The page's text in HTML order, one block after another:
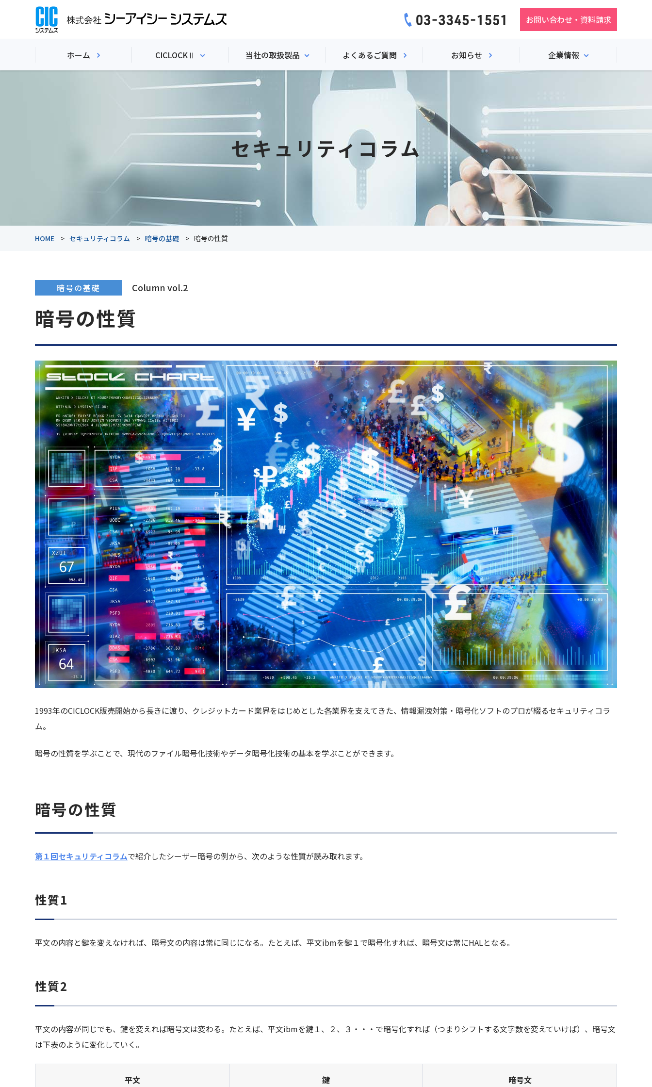
お問い合わせ・資料請求
ホーム CICLOCKⅡ
CICLOCKⅡの概要
CICLOCKⅡのオプション機能
CICLOCKⅡの利用ケース
当社の取扱製品
当社の取扱製品
SentinelARGUS
WebARGUS
P-Pointer File Security
テストエース
DataClasys
よくあるご質問 お知らせ 企業情報
会社概要
沿革
セキュリティコラム
HOME セキュリティコラム 暗号の基礎 暗号の性質
暗号の基礎 Column vol.2
暗号の性質
1993年のCICLOCK販売開始から長きに渡り、クレジットカード業界をはじめとした各業界を支えてきた、情報漏洩対策・暗号化ソフトのプロが綴るセキュリティコラ
ム。
暗号の性質を学ぶことで、現代のファイル暗号化技術やデータ暗号化技術の基本を学ぶことができます。
暗号の性質
第１回セキュリティコラムで紹介したシーザー暗号の例から、次のような性質が読み取れます。
性質1
平文の内容と鍵を変えなければ、暗号文の内容は常に同じになる。たとえば、平文ibmを鍵１で暗号化すれば、暗号文は常にHALとなる。
性質2
平文の内容が同じでも、鍵を変えれば暗号文は変わる。たとえば、平文ibmを鍵１、２、３・・・で暗号化すれば（つまりシフトする文字数を変えていけば）、暗号文
は下表のように変化していく。
平文 鍵 暗号文